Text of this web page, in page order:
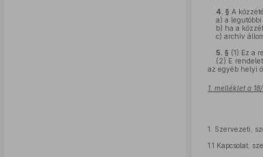
4. § A
a) a legutóbbi
b) ha a
c) archív
5. § (1) Ez a
(2) E
az egyéb helyi
1. melléklet a
1.
Szervezeti,
1.1 Kapcsolat,